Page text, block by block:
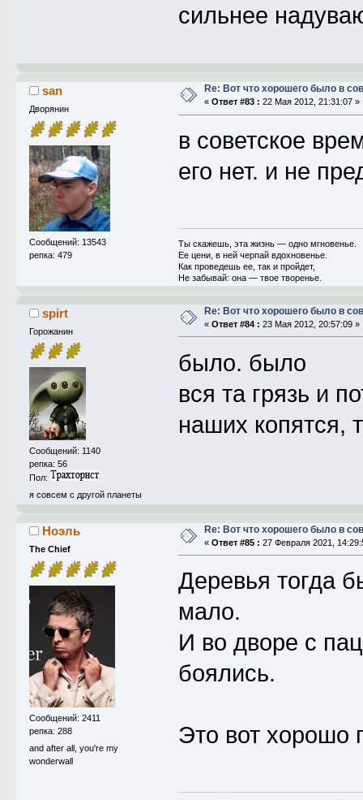
сильнее
san
Дворянин
Сообщений: 13543
репка: 479
Re: Вот что хорошего было в
« Ответ #83 : 22 Мая 2012, 21:31:07 »
в советское
его нет. и не
Ты скажешь, эта жизнь — одно мгновенье.
Ее цени, в ней черпай вдохновенье.
Как проведешь ее, так и пройдет,
Не забывай: она — твое творенье.
spirt
Горожанин
Сообщений: 1140
репка: 56
Пол:
я совсем с другой планеты
Re: Вот что хорошего было в
« Ответ #84 : 23 Мая 2012, 20:57:09 »
было. было
вся та грязь и
наших копятся,
Ноэль
The Chief
Сообщений: 2411
репка: 288
and after all, you're my
wonderwall
Re: Вот что хорошего было в
« Ответ #85 : 27 Февраля 2021,
Деревья тогда
мало.
И во дворе с
боялись.
Это вот хорошо